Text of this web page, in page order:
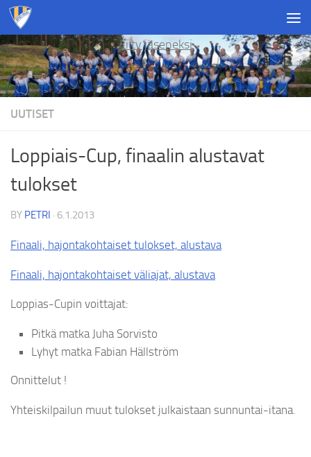
Skip to content
Liity jäseneksi
UUTISET
Loppiais-Cup, finaalin alustavat
tulokset
BY PETRI · 6.1.2013
Finaali, hajontakohtaiset tulokset, alustava
Finaali, hajontakohtaiset väliajat, alustava
Loppias-Cupin voittajat:
Pitkä matka Juha Sorvisto
Lyhyt matka Fabian Hällström
Onnittelut !
Yhteiskilpailun muut tulokset julkaistaan sunnuntai-itana.